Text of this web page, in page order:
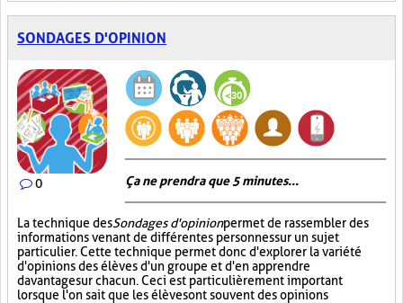
SONDAGES D'OPINION
0 Ça ne prendra que 5 minutes...
La technique desSondages d'opinionpermet de rassembler des
informations venant de différentes personnes sur un sujet
particulier. Cette technique permet donc d'explorer la variété
d'opinions des élèves d'un groupe et d'en apprendre
davantage sur chacun. Ceci est particulièrement important
lorsque l'on sait que les élèves ont souvent des opinions